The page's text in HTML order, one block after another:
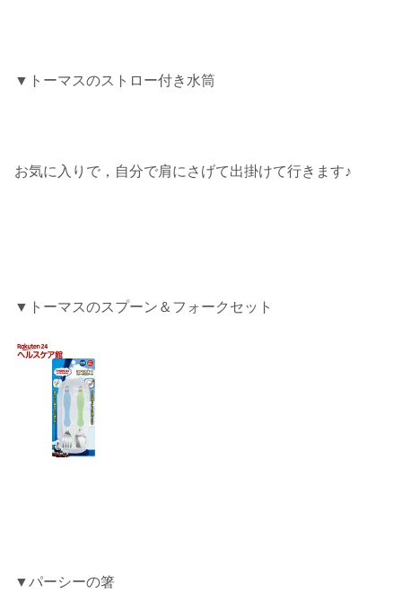
▼トーマスのストロー付き水筒
お気に入りで，自分で肩にさげて出掛けて行きます♪
▼トーマスのスプーン＆フォークセット
▼パーシーの箸